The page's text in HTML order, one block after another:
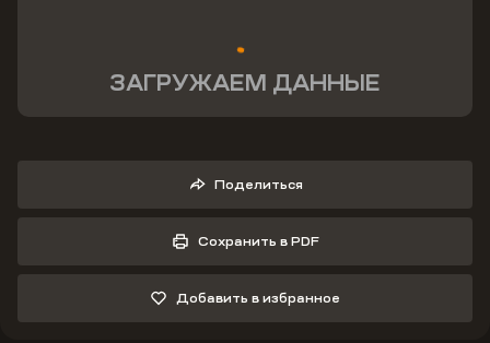
ЗАГРУЖАЕМ ДАННЫЕ
Поделиться
Сохранить в PDF
Добавить в избранное